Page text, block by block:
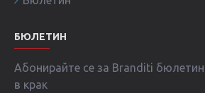
БЮЛЕТИН
Абонирайте се за Branditi
в крак